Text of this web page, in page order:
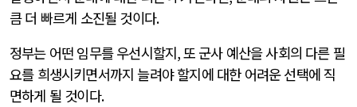
큼 더 빠르게 소진될 것이다.
정부는 어떤 임무를 우선시할지,또 군사 예산을 사회의 다른 필
요를 희생시키면서까지 늘려야 할지에 대한 어려운 선택에 직
면하게 될 것이다.